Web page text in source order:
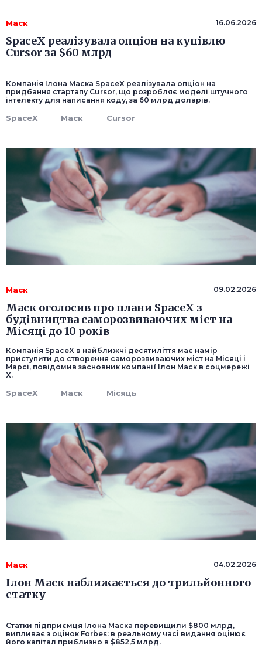
Маск 16.06.2026
SpaceX реалізувала опціон на купівлю
Cursor за $60 млрд
Компанія Ілона Маска SpaceX реалізувала опціон на
придбання стартапу Cursor, що розробляє моделі штучного
інтелекту для написання коду, за 60 млрд доларів.
SpaceX Маск Cursor
Маск 09.02.2026
Маск оголосив про плани SpaceX з
будівництва саморозвиваючих міст на
Місяці до 10 років
Компанія SpaceX в найближчі десятиліття має намір
приступити до створення саморозвиваючих міст на Місяці і
Марсі, повідомив засновник компанії Ілон Маск в соцмережі
X.
SpaceX Маск Місяць
Маск 04.02.2026
Ілон Маск наближається до трильйонного
статку
Статки підприємця Ілона Маска перевищили $800 млрд,
випливає з оцінок Forbes: в реальному часі видання оцінює
його капітал приблизно в $852,5 млрд.